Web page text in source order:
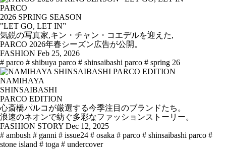
PARCO
2026 SPRING SEASON
"LET GO, LET IN”
気鋭の写真家,キン・チャン・コエデルを迎えた,
PARCO 2026年春シーズン広告が公開。
FASHION Feb 25, 2026
# parco # shibuya parco # shinsaibashi parco # spring 26
NAMIHAYA
SHINSAIBASHI
PARCO EDITION
心斎橋パルコが厳選する今季注目のブランドたち。
浪速のネオンで紡ぐ多彩なファッションストーリー。
FASHION STORY Dec 12, 2025
# ambush # ganni # issue24 # osaka # parco # shinsaibashi parco #
stone island # toga # undercover